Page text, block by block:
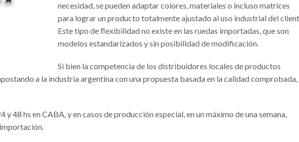
necesidad, se pueden adaptar colores, materiales o incluso matrices
para lograr un producto totalmente ajustado al uso industrial del
Este tipo de flexibilidad no existe en las ruedas importadas, que son
modelos estandarizados y sin posibilidad de modificación.
Si bien la competencia de los distribuidores locales de productos
a la industria argentina con una propuesta basada en la calidad comprobada,
48 hs en CABA, y en casos de producción especial, en un máximo de una semana,